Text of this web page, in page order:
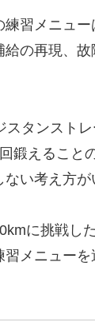
習メニュ
の再現、
タンスト
鍛えること
い考え方が
に挑戦し
習メニュー